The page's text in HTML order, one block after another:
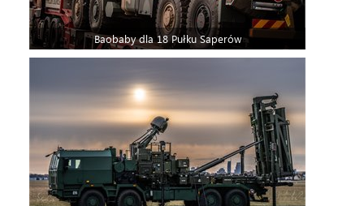
Baobaby dla 18 Pułku Saperów